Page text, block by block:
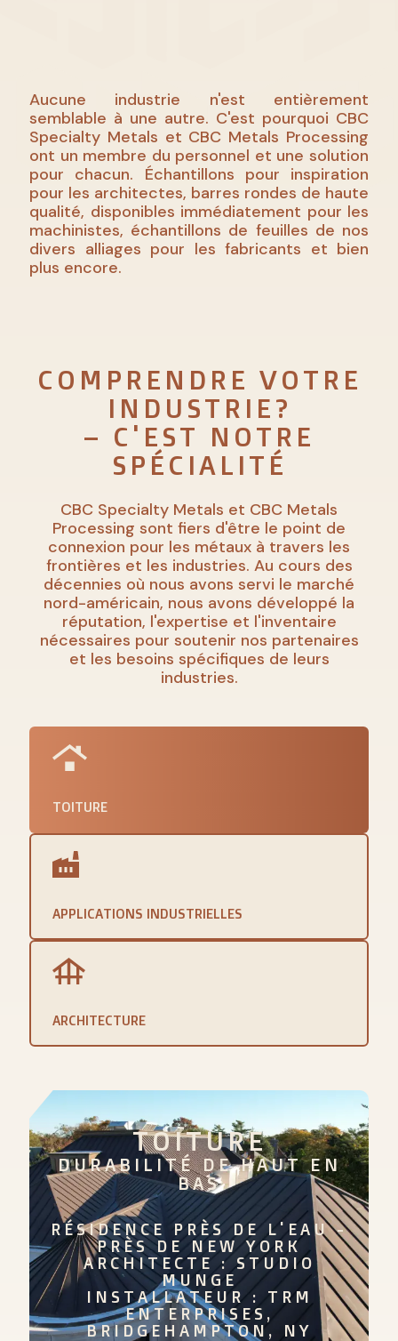
ALUMINIUM
VAPROSHIELD
Aucune industrie n'est entièrement
semblable à une autre. C'est pourquoi CBC
Specialty Metals et CBC Metals Processing
ont un membre du personnel et une solution
pour chacun. Échantillons pour inspiration
pour les architectes, barres rondes de haute
qualité, disponibles immédiatement pour les
machinistes, échantillons de feuilles de nos
divers alliages pour les fabricants et bien
plus encore.
COMPRENDRE VOTRE
INDUSTRIE?
– C'EST NOTRE
SPÉCIALITÉ
CBC Specialty Metals et CBC Metals
Processing sont fiers d'être le point de
connexion pour les métaux à travers les
frontières et les industries. Au cours des
décennies où nous avons servi le marché
nord-américain, nous avons développé la
réputation, l'expertise et l'inventaire
nécessaires pour soutenir nos partenaires
et les besoins spécifiques de leurs
industries.
TOITURE
APPLICATIONS INDUSTRIELLES
ARCHITECTURE
TOITURE
DURABILITÉ DE HAUT EN
BAS
RÉSIDENCE PRÈS DE L'EAU -
PRÈS DE NEW YORK
ARCHITECTE : STUDIO
MUNGE
INSTALLATEUR : TRM
ENTERPRISES,
BRIDGEHAMPTON, NY